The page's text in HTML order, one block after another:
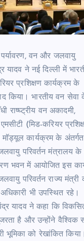
वन और जलवायु
यादव ने नई दिल्ली में
प्रशिक्षण कार्यक्रम के
किया। भारतीय वन सेवा
राष्घ्ट्रीय वन अकादमी,
(मिड-करियर
मॉड्यूल कार्यक्रम के
परिवर्तन मंत्रालय के
भवन में आयोजित इस
परिवर्तन राज्य मंत्री
भी उपस्थित रहे।
यादव ने कहा कि विकसित
है और उन्होंने वैश्विक
भूमिका को रेखांकित